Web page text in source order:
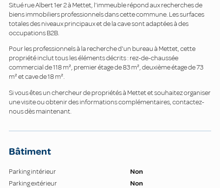
Situé rue Albert 1er 2 à Mettet, l'immeuble répond aux recherches de
biens immobiliers professionnels dans cette commune. Les surfaces
totales des niveaux principaux et de la cave sont adaptées à des
occupations B2B.
Pour les professionnels à la recherche d'un bureau à Mettet, cette
propriété inclut tous les éléments décrits : rez-de-chaussée
commercial de 118 m², premier étage de 83 m², deuxième étage de 73
m² et cave de 18 m².
Si vous êtes un chercheur de propriétés à Mettet et souhaitez organiser
une visite ou obtenir des informations complémentaires, contactez-
nous dès maintenant.
Bâtiment
Parking intérieur
Non
Parking extérieur
Non